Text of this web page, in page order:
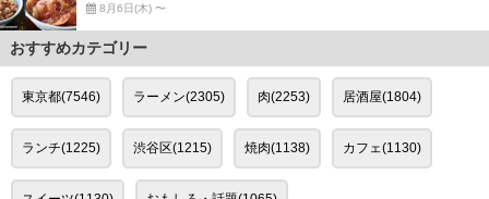
8月6日(木) 〜
おすすめカテゴリー
東京都(7546) ラーメン(2305) 肉(2253) 居酒屋(1804)
ランチ(1225) 渋谷区(1215) 焼肉(1138) カフェ(1130)